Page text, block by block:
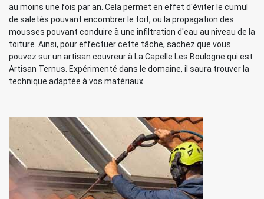
au moins une fois par an. Cela permet en effet d'éviter le cumul
de saletés pouvant encombrer le toit, ou la propagation des
mousses pouvant conduire à une infiltration d'eau au niveau de la
toiture. Ainsi, pour effectuer cette tâche, sachez que vous
pouvez sur un artisan couvreur à La Capelle Les Boulogne qui est
Artisan Ternus. Expérimenté dans le domaine, il saura trouver la
technique adaptée à vos matériaux.